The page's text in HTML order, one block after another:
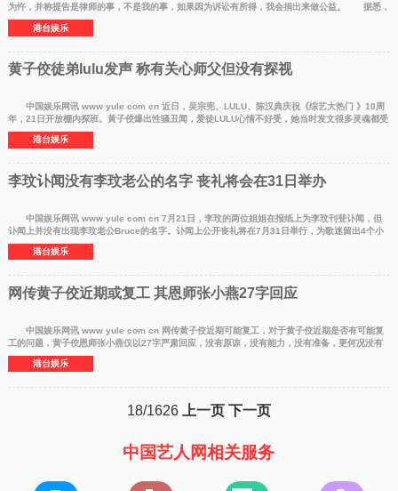
为忤，并称提告是律师的事，不是我的事，如果因为诉讼有所得，我会捐出来做公益。 据悉，
此前黄子佼
港台娱乐
黄子佼徒弟lulu发声 称有关心师父但没有探视
中国娱乐网讯 www yule com cn 近日，吴宗宪、LULU、陈汉典庆祝《综艺大热门 》10周
年，21日开放棚内探班。黃子佼爆出性骚丑闻，爱徒LULU心情不好受，她当时发文很多灵魂都受
伤了。 在
港台娱乐
李玟讣闻没有李玟老公的名字 丧礼将会在31日举办
中国娱乐网讯 www yule com cn 7月21日，李玟的两位姐姐在报纸上为李玟刊登讣闻，但
讣闻上并没有出现李玟老公Bruce的名字。讣闻上公开丧礼将在7月31日举行，为歌迷留出4个小
时的公开拜祭时
港台娱乐
网传黄子佼近期或复工 其恩师张小燕27字回应
中国娱乐网讯 www yule com cn 网传黄子佼近期可能复工，对于黄子佼近期是否有可能复
工的问题，黄子佼恩师张小燕仅以27字严肃回应，没有原谅，没有能力，没有准备，更何况没有
工作，谢谢关
港台娱乐
18/1626 上一页 下一页
中国艺人网相关服务